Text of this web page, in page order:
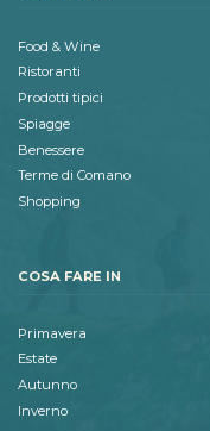
Food & Wine
Ristoranti
Prodotti tipici
Spiagge
Benessere
Terme di Comano
Shopping
COSA FARE IN
Primavera
Estate
Autunno
Inverno